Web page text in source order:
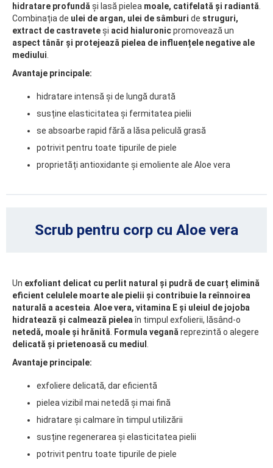
hidratare profundăși lasă pielea moale, catifelată și radiantă.
Combinația de ulei de argan, ulei de sâmburi de struguri,
extract de castraveteși acid hialuronicpromovează un
aspect tânăr și protejează pielea de influențele negative ale
mediului.
Avantaje principale:
hidratare intensă și de lungă durată
susține elasticitatea și fermitatea pielii
se absoarbe rapid fără a lăsa peliculă grasă
potrivit pentru toate tipurile de piele
proprietăți antioxidante și emoliente ale Aloe vera
Scrub pentru corp cu Aloe vera
Un exfoliant delicat cu perlit natural și pudră de cuarț elimină
eficient celulele moarte ale pielii și contribuie la reînnoirea
naturală a acesteia Aloe vera, vitamina E și uleiul de jojoba
hidratează și calmează pieleaîn timpul exfolierii, lăsând-o
netedă, moale și hrănită
Formula vegană reprezintă o alegere
delicată și prietenoasă cu mediul
Avantaje principale:
exfoliere delicată, dar eficientă
pielea vizibil mai netedă și mai fină
hidratare și calmare în timpul utilizării
susține regenerarea și elasticitatea pielii
potrivit pentru toate tipurile de piele